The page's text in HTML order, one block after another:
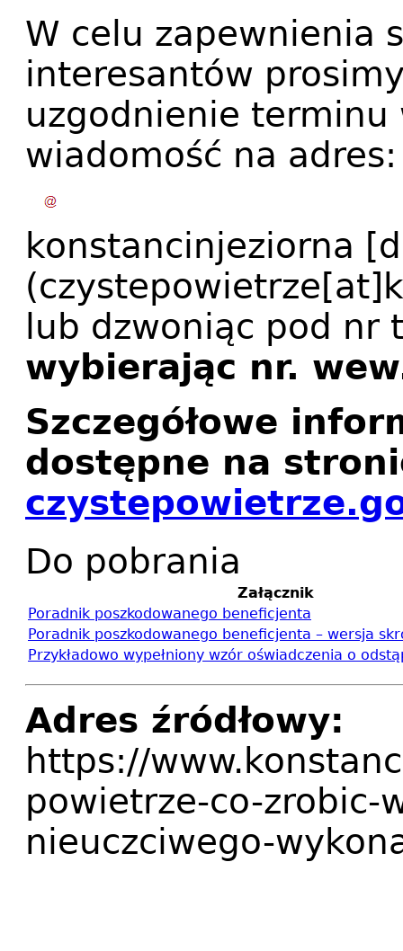
W celu zapewnienia
interesantów
uzgodnienie terminu
wiadomość na
konstancinjeziorna
lub dzwoniąc pod nr
wybierając nr.
Szczegółowe
dostępne na
Do pobrania
Załącznik
Poradnik poszkodowanego beneficjenta
Poradnik poszkodowanego beneficjenta – wersja
Przykładowo wypełniony wzór oświadczenia o
Adres źródłowy:
https://
powietrze-co-zrobic-
nieuczciwego-